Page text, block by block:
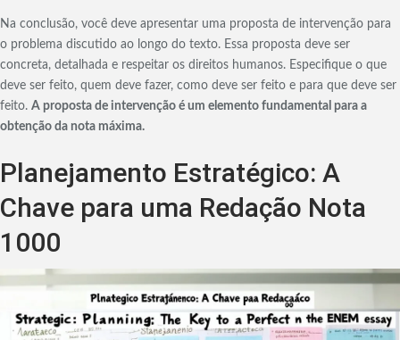
Na conclusão, você deve apresentar uma proposta de intervenção para
o problema discutido ao longo do texto. Essa proposta deve ser
concreta, detalhada e respeitar os direitos humanos. Especifique o que
deve ser feito, quem deve fazer, como deve ser feito e para que deve ser
feito. A proposta de intervenção é um elemento fundamental para a
obtenção da nota máxima.
Planejamento Estratégico: A
Chave para uma Redação Nota
1000